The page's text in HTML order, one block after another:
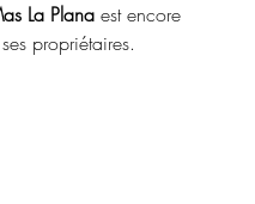
La Plana est encore
propriétaires.